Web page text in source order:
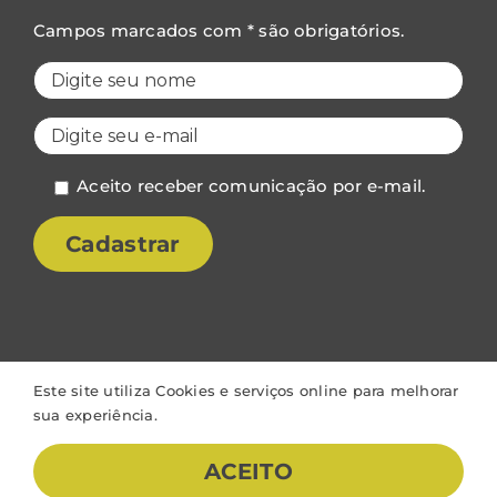
Campos marcados com * são obrigatórios.
Aceito receber comunicação por e-mail.
©Vibro | Todos os direitos reservados | Desenvolvido por
Este site utiliza Cookies e serviços online para melhorar
sua experiência.
ACEITO